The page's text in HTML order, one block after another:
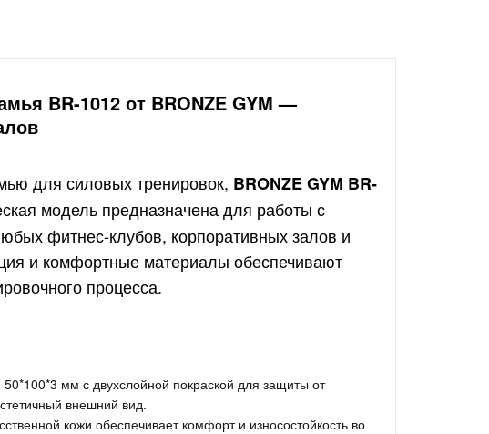
BR-1012 от BRONZE GYM —
для силовых тренировок, BRONZE GYM BR-
модель предназначена для работы с
фитнес-клубов, корпоративных залов и
и комфортные материалы обеспечивают
процесса.
мм с двухслойной покраской для защиты от
внешний вид.
кожи обеспечивает комфорт и износостойкость во